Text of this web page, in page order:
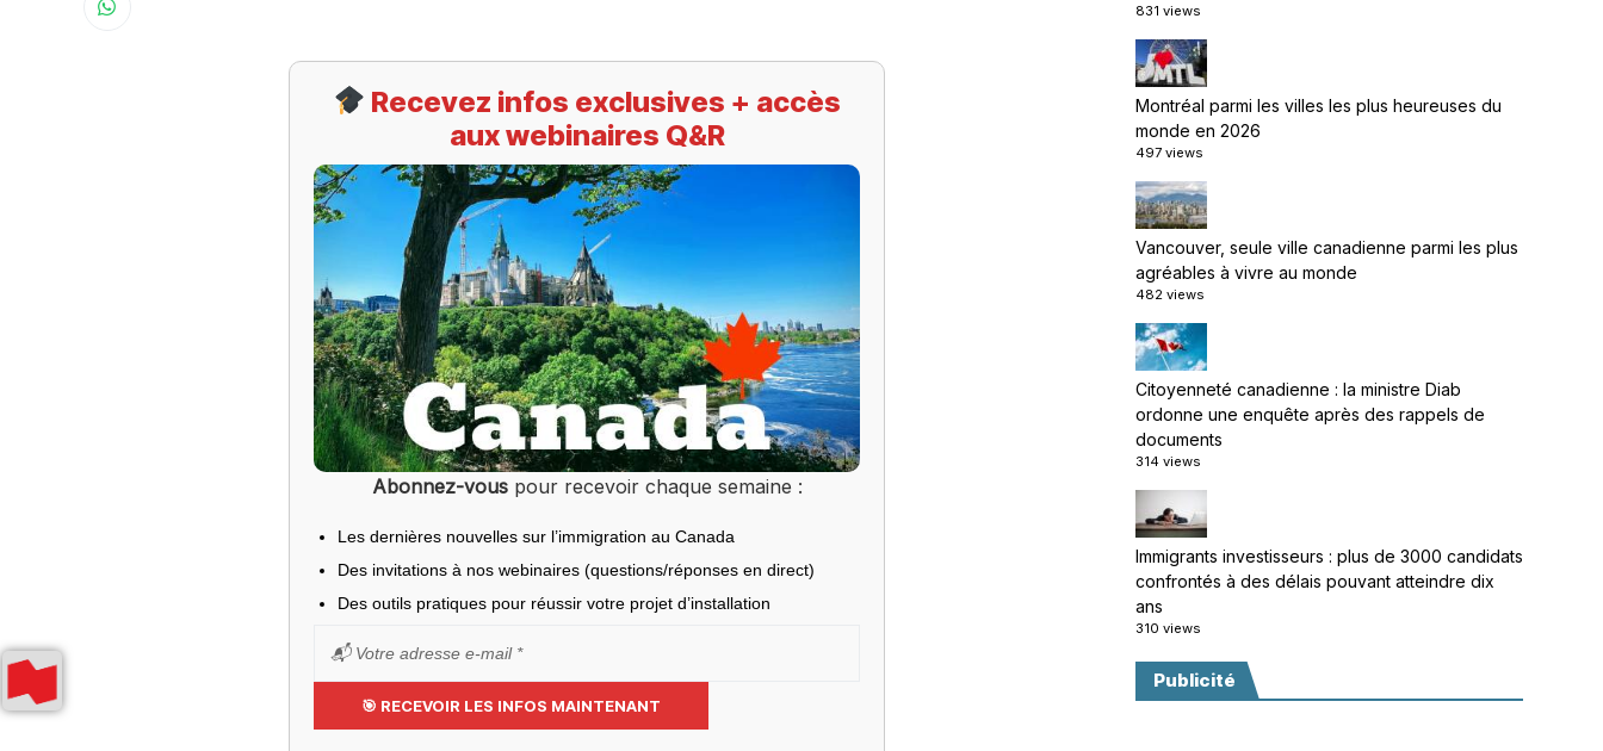
Recevez infos exclusives + accès
aux webinaires Q&R
Abonnez-vouspour recevoir chaque semaine :
Les dernières nouvelles sur l’immigration au Canada
Des invitations à nos webinaires (questions/réponses en direct)
Des outils pratiques pour réussir votre projet d’installation
831 views
Montréal parmi les villes les plus heureuses du
monde en 2026
497 views
Vancouver, seule ville canadienne parmi les plus
agréables à vivre au monde
482 views
Citoyenneté canadienne : la ministre Diab
ordonne une enquête après des rappels de
documents
314 views
Immigrants investisseurs : plus de 3000 candidats
confrontés à des délais pouvant atteindre dix
ans
310 views
Publicité